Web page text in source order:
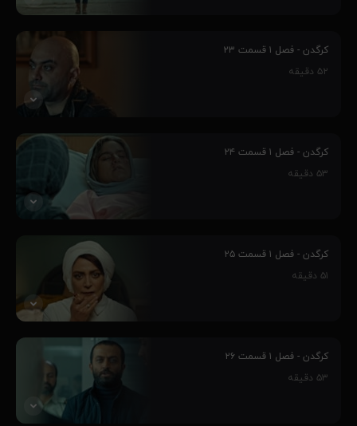
پنج جوان، به واسطه مهارت‌هایشان وارد چالش کرگدن می‌شوند و این
سرآغاز رفاقت بین آنهاست، فارغ از اینکه چالش کرگدن از طرف یک
مافیای بزرگ و پر قدرت طراحی شده‌است و ماجراهای غیر قابل پیش بینی
کرگدن - فصل ۱ قسمت ۲۳
۵۲ دقیقه
پنج جوان، به واسطه مهارت‌هایشان وارد چالش کرگدن می‌شوند و این
سرآغاز رفاقت بین آنهاست، فارغ از اینکه چالش کرگدن از طرف یک
مافیای بزرگ و پر قدرت طراحی شده‌است و ماجراهای غیر قابل پیش بینی
کرگدن - فصل ۱ قسمت ۲۴
۵۳ دقیقه
سرآغاز رفاقت بین آنهاست، فارغ از اینکه چالش کرگدن از طرف یک
مافیای بزرگ و پر قدرت طراحی شده‌است و ماجراهای غیر قابل پیش بینی
کرگدن - فصل ۱ قسمت ۲۵
۵۱ دقیقه
پنج جوان، به واسطه مهارت‌هایشان وارد چالش کرگدن می‌شوند و این
سرآغاز رفاقت بین آنهاست، فارغ از اینکه چالش کرگدن از طرف یک
مافیای بزرگ و پر قدرت طراحی شده‌است و ماجراهای غیر قابل پیش بینی
کرگدن - فصل ۱ قسمت ۲۶
۵۳ دقیقه